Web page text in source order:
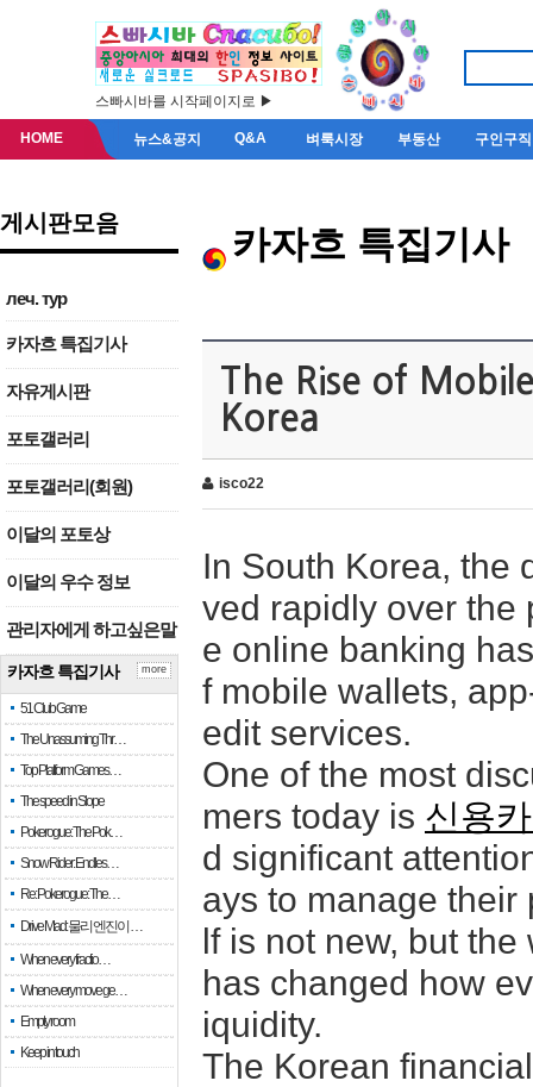
스빠시바를 시작페이지로 ▶
HOME 뉴스&공지 Q&A 벼룩시장 부동산 구인구직
게시판모음
леч. тур
카자흐 특집기사
자유게시판
포토갤러리
포토갤러리(회원)
이달의 포토상
이달의 우수 정보
관리자에게 하고싶은말
카자흐 특집기사
51 Club Game
The Unassuming Thr…
Top Platform Games…
The speed in Slope
Pokerogue: The Pok…
Snow Rider: Endles…
Re: Pokerogue: The…
Drive Mad: 물리 엔진이 …
When every fractio…
When every move ge…
Empty room
Keep in touch
more
카자흐 특집기사
The Rise of
Korea
isco22
In South Korea, the
ved rapidly over the
e online banking
f mobile wallets,
edit services.
One of the most
mers today is 신용
d significant
ays to manage their
lf is not new, but
has changed how
iquidity.
The Korean